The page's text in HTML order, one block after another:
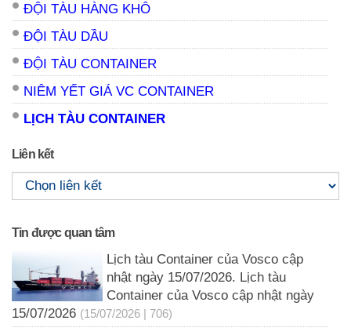
ĐỘI TÀU HÀNG KHÔ
ĐỘI TÀU DẦU
ĐỘI TÀU CONTAINER
NIÊM YẾT GIÁ VC CONTAINER
LỊCH TÀU CONTAINER
Liên kết
Tin được quan tâm
Lịch tàu Container của Vosco cập
nhật ngày 15/07/2026. Lịch tàu
Container của Vosco cập nhật ngày
15/07/2026 (15/07/2026 | 706)